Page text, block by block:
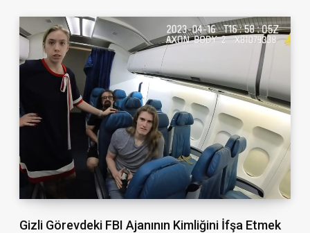
Gizli Görevdeki FBI Ajanının Kimliğini İfşa Etmek